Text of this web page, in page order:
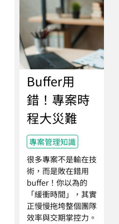
Buffer用
錯！專案時
程大災難
專案管理知識
很多專案不是輸在技
術，而是敗在錯用
buffer！你以為的
「緩衝時間」，其實
正慢慢拖垮整個團隊
效率與交期掌控力。